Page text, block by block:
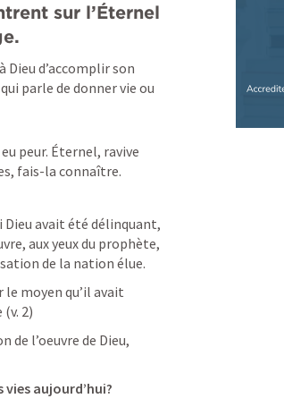
sur l’Éternel
d’accomplir son
parle de donner vie ou
peur. Éternel, ravive
fais-la connaître.
Dieu avait été délinquant,
aux yeux du prophète,
de la nation élue.
moyen qu’il avait
2)
l’oeuvre de Dieu,
aujourd’hui?